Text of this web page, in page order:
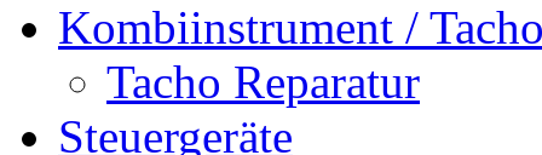
Kombiinstrument /
Tacho Reparatur
Steuergeräte